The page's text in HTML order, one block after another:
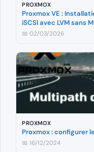
PROXMOX
Proxmox VE :
iSCSI avec LVM sans
📅 02/03/2026
PROXMOX
Proxmox : configurer
📅 16/12/2024